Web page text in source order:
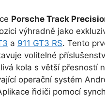
Porsche Track
výhradně jako
a 911 GT3 RS. Tento
volitelné
kola s větší přesností
operační systém
řidiči pomocí